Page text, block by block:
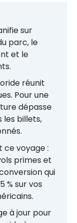
sur
parc, le
et le
réunit
Pour une
dépasse
les billets,
ce voyage :
primes et
qui
% sur vos
à jour pour